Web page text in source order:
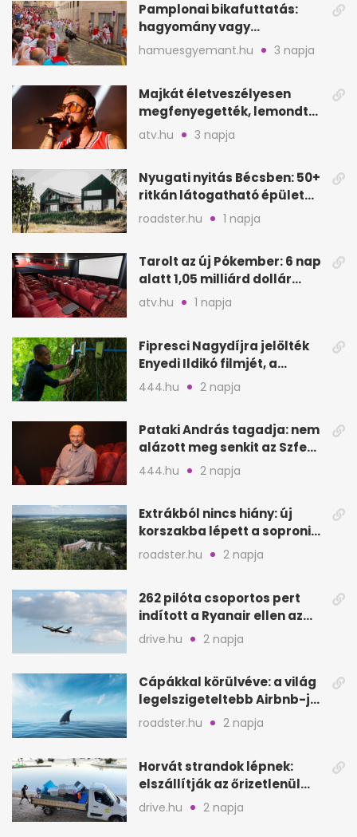
Pamplonai bikafuttatás:
hagyomány vagy
értelmetlen vérontás?
hamuesgyemant.hu 3 napja
Majkát életveszélyesen
megfenyegették, lemondta
a sepsiszentgyörgyi
atv.hu 3 napja
Nyugati nyitás Bécsben: 50+
ritkán látogatható épület
nyílik meg
roadster.hu 1 napja
Tarolt az új Pókember: 6 nap
alatt 1,05 milliárd dollár
bevétel
atv.hu 1 napja
Fipresci Nagydíjra jelölték
Enyedi Ildikó filmjét, a
Csendes barátot
444.hu 2 napja
Pataki András tagadja: nem
alázott meg senkit az Szfe
felvételijén
444.hu 2 napja
Extrákból nincs hiány: új
korszakba lépett a soproni
Fagus Hotel
roadster.hu 2 napja
262 pilóta csoportos pert
indított a Ryanair ellen az
Egyesült Királyságban
drive.hu 2 napja
Cápákkal körülvéve: a világ
legelszigeteltebb Airbnb-je
a nyílt tengeren
roadster.hu 2 napja
Horvát strandok lépnek:
elszállítják az őrizetlenül
hagyott törölközőket
drive.hu 2 napja